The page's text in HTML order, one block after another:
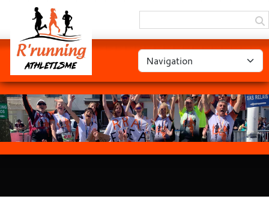
Panneau de gestion des cookies